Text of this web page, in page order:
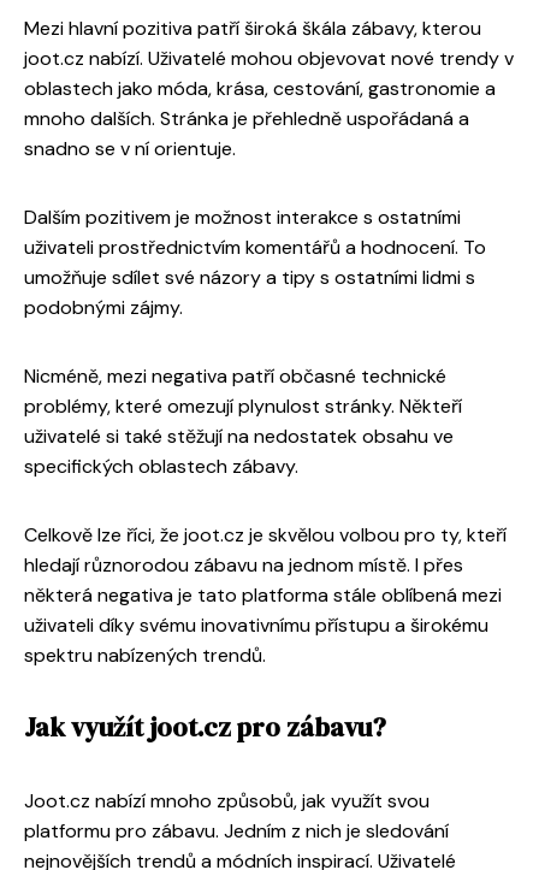
Mezi hlavní pozitiva patří široká škála zábavy, kterou
joot.cz nabízí. Uživatelé mohou objevovat nové trendy v
oblastech jako móda, krása, cestování, gastronomie a
mnoho dalších. Stránka je přehledně uspořádaná a
snadno se v ní orientuje.
Dalším pozitivem je možnost interakce s ostatními
uživateli prostřednictvím komentářů a hodnocení. To
umožňuje sdílet své názory a tipy s ostatními lidmi s
podobnými zájmy.
Nicméně, mezi negativa patří občasné technické
problémy, které omezují plynulost stránky. Někteří
uživatelé si také stěžují na nedostatek obsahu ve
specifických oblastech zábavy.
Celkově lze říci, že joot.cz je skvělou volbou pro ty, kteří
hledají různorodou zábavu na jednom místě. I přes
některá negativa je tato platforma stále oblíbená mezi
uživateli díky svému inovativnímu přístupu a širokému
spektru nabízených trendů.
Jak využít joot.cz pro zábavu?
Joot.cz nabízí mnoho způsobů, jak využít svou
platformu pro zábavu. Jedním z nich je sledování
nejnovějších trendů a módních inspirací. Uživatelé